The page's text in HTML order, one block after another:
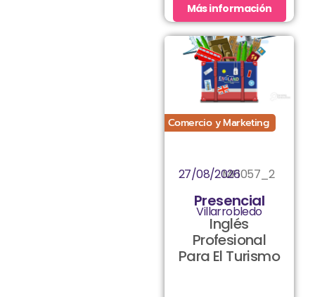
Más información
Comercio y Marketing
MF1057_2
27/08/2026
Presencial
Villarrobledo
Inglés
Profesional
Para El Turismo